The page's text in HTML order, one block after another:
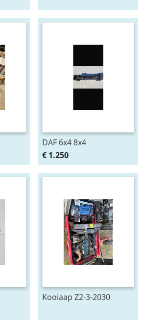
DAF 6x4 8x4
€ 1.250
Kooiaap Z2-3-2030